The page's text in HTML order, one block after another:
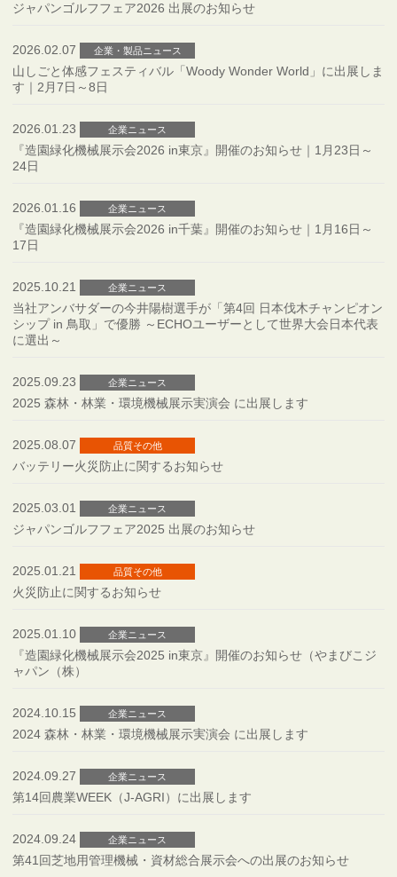
ジャパンゴルフフェア2026 出展のお知らせ
2026.02.07 企業・製品ニュース
山しごと体感フェスティバル「Woody Wonder World」に出展しま
す｜2月7日～8日
2026.01.23 企業ニュース
『造園緑化機械展示会2026 in東京』開催のお知らせ｜1月23日～
24日
2026.01.16 企業ニュース
『造園緑化機械展示会2026 in千葉』開催のお知らせ｜1月16日～
17日
2025.10.21 企業ニュース
当社アンバサダーの今井陽樹選手が「第4回 日本伐木チャンピオン
シップ in 鳥取」で優勝 ～ECHOユーザーとして世界大会日本代表
に選出～
2025.09.23 企業ニュース
2025 森林・林業・環境機械展示実演会 に出展します
2025.08.07 品質その他
バッテリー火災防止に関するお知らせ
2025.03.01 企業ニュース
ジャパンゴルフフェア2025 出展のお知らせ
2025.01.21 品質その他
火災防止に関するお知らせ
2025.01.10 企業ニュース
『造園緑化機械展示会2025 in東京』開催のお知らせ（やまびこジ
ャパン（株）
2024.10.15 企業ニュース
2024 森林・林業・環境機械展示実演会 に出展します
2024.09.27 企業ニュース
第14回農業WEEK（J-AGRI）に出展します
2024.09.24 企業ニュース
第41回芝地用管理機械・資材総合展示会への出展のお知らせ